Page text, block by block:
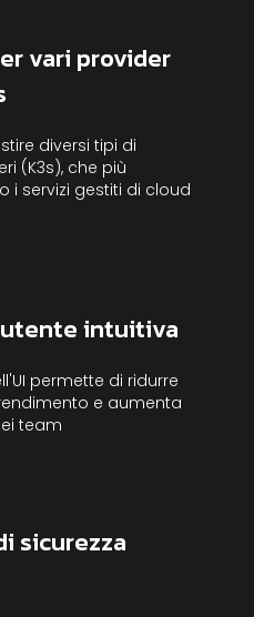
vari provider
diversi tipi di
(K3s), che più
i servizi gestiti di cloud
intuitiva
permette di ridurre
e aumenta
team
sicurezza